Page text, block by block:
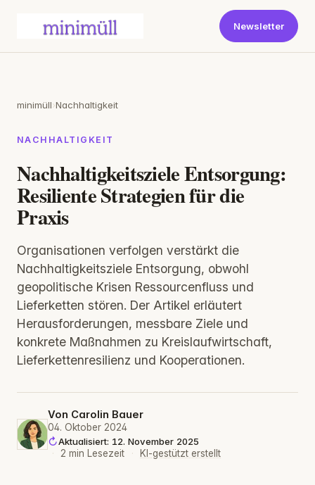
Newsletter
minimüll›Nachhaltigkeit
NACHHALTIGKEIT
Nachhaltigkeitsziele Entsorgung:
Resiliente Strategien für die
Praxis
Organisationen verfolgen verstärkt die
Nachhaltigkeitsziele Entsorgung, obwohl
geopolitische Krisen Ressourcenfluss und
Lieferketten stören. Der Artikel erläutert
Herausforderungen, messbare Ziele und
konkrete Maßnahmen zu Kreislaufwirtschaft,
Lieferkettenresilienz und Kooperationen.
Von Carolin Bauer
04. Oktober 2024
Aktualisiert: 12. November 2025
·
2 min Lesezeit · KI-gestützt erstellt